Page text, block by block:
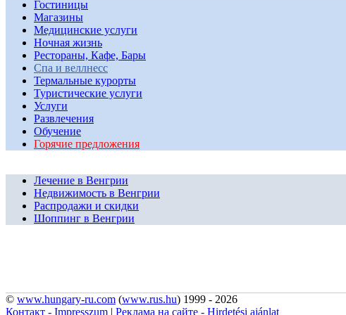
Гостиницы
Магазины
Медицинские услуги
Ночная жизнь
Рестораны, Кафе, Бары
Спа и веллнесс
Термальные курорты
Туристические услуги
Услуги
Развлечения
Обучение
Горячие предложения
Лечение в Венгрии
Недвижимость в Венгрии
Распродажи и скидки
Шоппинг в Венгрии
© www.hungary-ru.com (www.rus.hu) 1999 - 2026
Контакт - Impresszum | Реклама на сайте - Hirdetési ajánlat